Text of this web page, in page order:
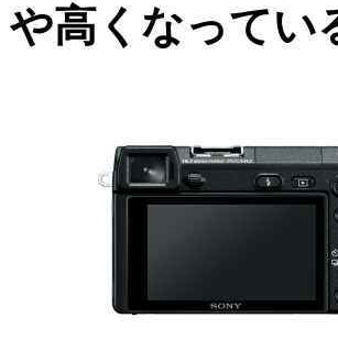
や高くなってい